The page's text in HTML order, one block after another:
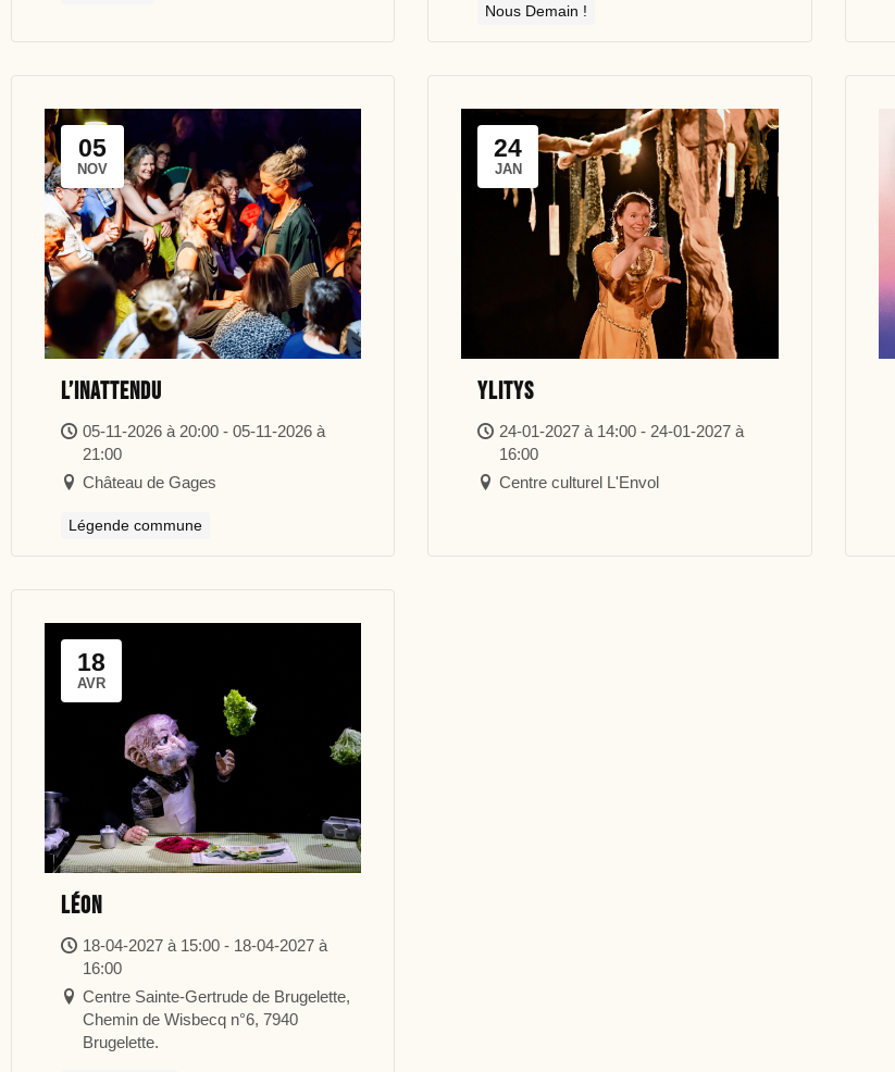
Nous Demain !
05
NOV
L’inattendu
05-11-2026 à 20:00 - 05-11-2026 à
21:00
Château de Gages
Légende commune
24
JAN
Ylitys
24-01-2027 à 14:00 - 24-01-2027 à
16:00
Centre culturel L'Envol
18
AVR
Léon
18-04-2027 à 15:00 - 18-04-2027 à
16:00
Centre Sainte-Gertrude de Brugelette,
Chemin de Wisbecq n°6, 7940
Brugelette.